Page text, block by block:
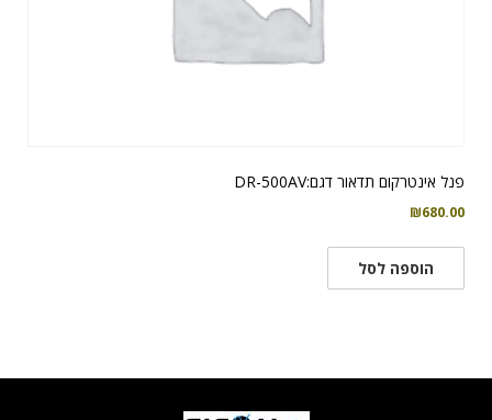
פנל אינטרקום תדאור דגם:DR-500AV
₪680.00
הוספה לסל